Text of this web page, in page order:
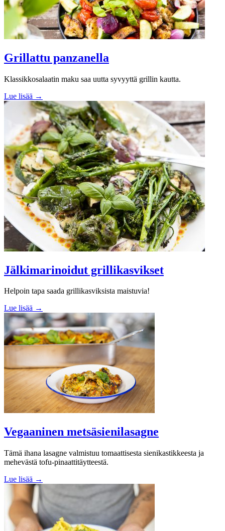
Grillattu panzanella
Klassikkosalaatin maku saa uutta syvyyttä grillin kautta.
Lue lisää →
Jälkimarinoidut grillikasvikset
Helpoin tapa saada grillikasviksista maistuvia!
Lue lisää →
Vegaaninen metsäsienilasagne
Tämä ihana lasagne valmistuu tomaattisesta sienikastikkeesta ja
mehevästä tofu-pinaattitäytteestä.
Lue lisää →